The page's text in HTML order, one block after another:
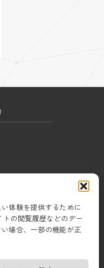
体験を提供するために
の閲覧履歴などのデー
場合、一部の機能が正
針